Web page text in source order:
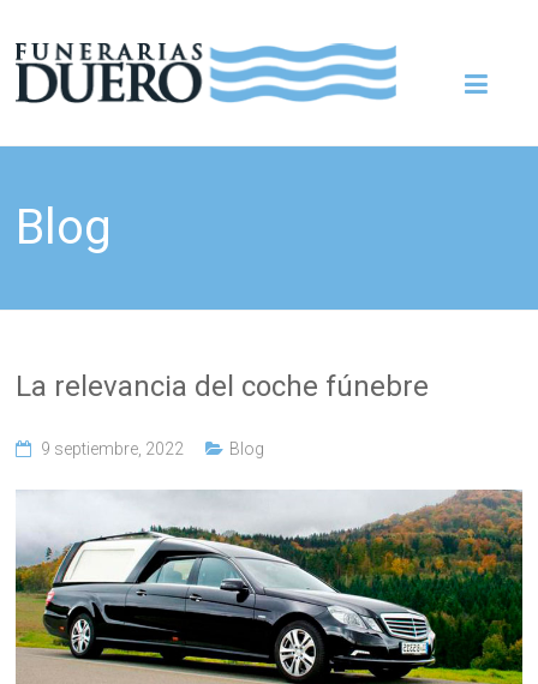
contenido
Funeraria
en
–
Servicios
en
Zamora
Blog
La relevancia del coche fúnebre
9 septiembre, 2022 Blog